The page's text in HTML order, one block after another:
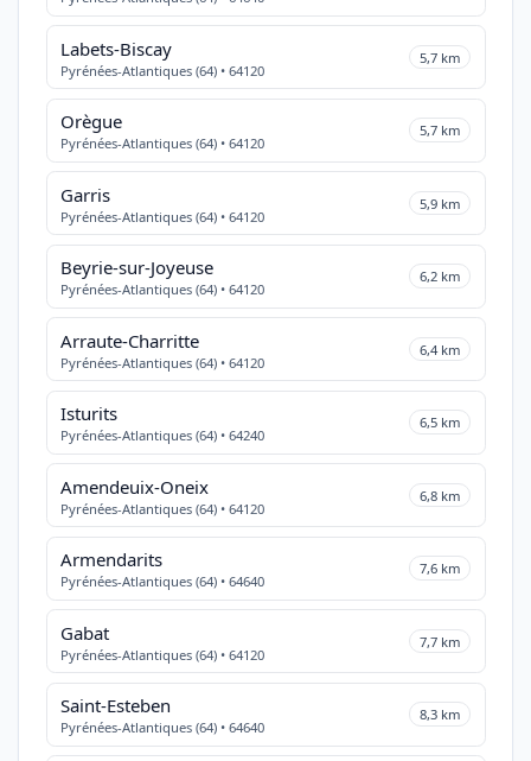
Labets-Biscay
Pyrénées-Atlantiques (64) • 64120
5,7 km
Orègue
Pyrénées-Atlantiques (64) • 64120
5,7 km
Garris
Pyrénées-Atlantiques (64) • 64120
5,9 km
Beyrie-sur-Joyeuse
Pyrénées-Atlantiques (64) • 64120
6,2 km
Arraute-Charritte
Pyrénées-Atlantiques (64) • 64120
6,4 km
Isturits
Pyrénées-Atlantiques (64) • 64240
6,5 km
Amendeuix-Oneix
Pyrénées-Atlantiques (64) • 64120
6,8 km
Armendarits
Pyrénées-Atlantiques (64) • 64640
7,6 km
Gabat
Pyrénées-Atlantiques (64) • 64120
7,7 km
Saint-Esteben
Pyrénées-Atlantiques (64) • 64640
8,3 km